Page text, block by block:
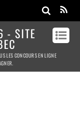
- SITE
LES CONCOURS EN LIGNE